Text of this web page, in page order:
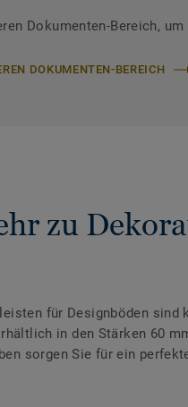
Dokumenten-Bereich,
DOKUMENTEN-BEREICH
zu
für Designböden sind
in den Stärken 60
sorgen Sie für ein